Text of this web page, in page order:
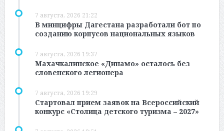
7 августа, 2026 21:22
В минцифры Дагестана разработали бот по
созданию корпусов национальных языков
7 августа, 2026 19:37
Махачкалинское «Динамо» осталось без
словенского легионера
7 августа, 2026 19:29
Стартовал прием заявок на Всероссийский
конкурс «Столица детского туризма – 2027»